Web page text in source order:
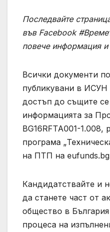
Последвайте
във Facebook
повече информация и
Всички документи
публикувани в ИСУН
достъп до същите
информацията за
BG16RFTA001-
програма
на ПТП на
Кандидатствайте и
да станете част от
общество в
процеса на